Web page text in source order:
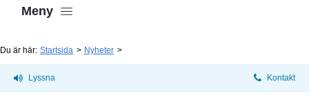
Meny
Du är här: Startsida Nyheter
Lyssna Kontakt